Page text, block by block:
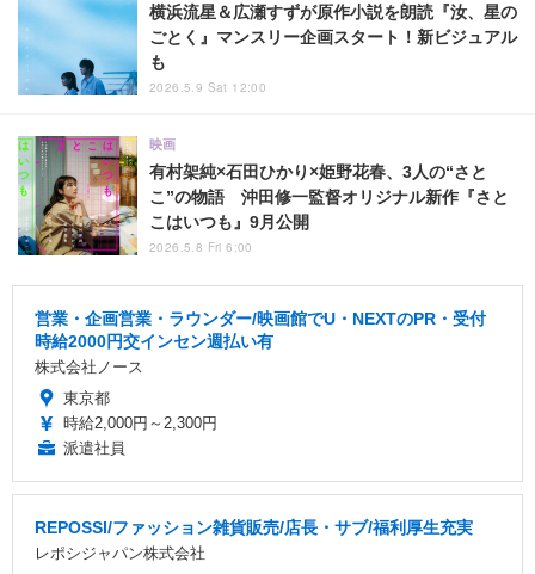
横浜流星＆広瀬すずが原作小説を朗読『汝、星の
ごとく』マンスリー企画スタート！新ビジュアル
も
2026.5.9 Sat 12:00
有村架純×石田ひかり×姫野花春、3人の“さと
こ”の物語 沖田修一監督オリジナル新作『さと
こはいつも』9月公開
映画
2026.5.8 Fri 6:00
営業・企画営業・ラウンダー/映画館でU・NEXTのPR・受付
時給2000円交インセン週払い有
株式会社ノース
東京都
時給2,000円～2,300円
派遣社員
REPOSSI/ファッション雑貨販売/店長・サブ/福利厚生充実
レポシジャパン株式会社